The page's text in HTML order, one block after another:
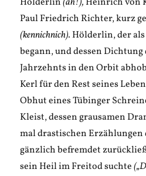
Paul Friedrich Richter, kurz
(kennichnich). Hölderlin, der
begann, und dessen
Jahrzehnts in den Orbit
Kerl für den Rest seines
Obhut eines Tübinger
Kleist, dessen grausamen
mal drastischen Erzählungen
gänzlich befremdet
sein Heil im Freitod suchte